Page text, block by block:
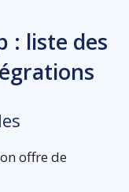
: liste des
offre de